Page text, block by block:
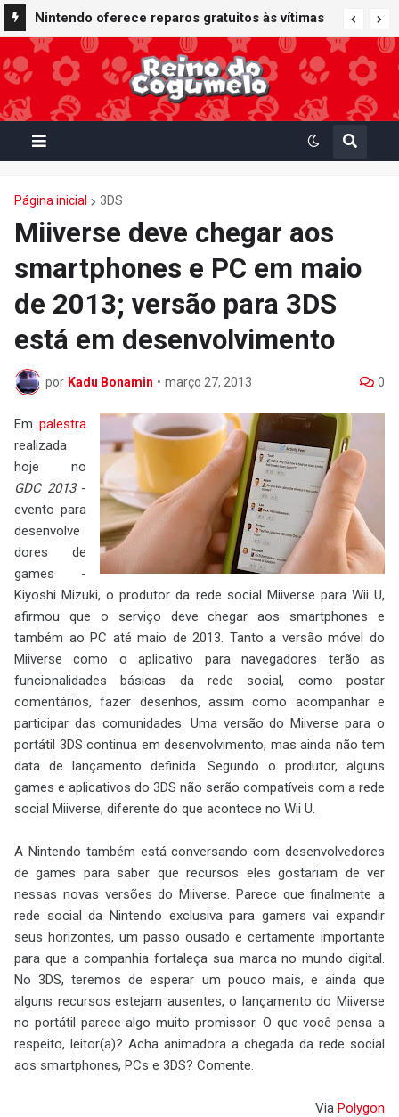
Nintendo oferece reparos gratuitos às vítimas
do terremoto de Kumamoto e doa 50 milhões
de ienes à Cruz Vermelha
Nintendo Music recebe trilhas sonoras de
Virtual Boy Wario Land, Mario Clash e Mario's
Tennis em adição histórica ao catálogo
Página inicial 3DS
Miiverse deve chegar aos
smartphones e PC em maio
de 2013; versão para 3DS
está em desenvolvimento
por Kadu Bonamin • março 27, 2013 0
Em palestra
realizada
hoje no
GDC 2013-
evento para
desenvolve
dores de
games -
Kiyoshi Mizuki, o produtor da rede social Miiverse para Wii U,
afirmou que o serviço deve chegar aos smartphones e
também ao PC até maio de 2013. Tanto a versão móvel do
Miiverse como o aplicativo para navegadores terão as
funcionalidades básicas da rede social, como postar
comentários, fazer desenhos, assim como acompanhar e
participar das comunidades. Uma versão do Miiverse para o
portátil 3DS continua em desenvolvimento, mas ainda não tem
data de lançamento definida. Segundo o produtor, alguns
games e aplicativos do 3DS não serão compatíveis com a rede
social Miiverse, diferente do que acontece no Wii U.
A Nintendo também está conversando com desenvolvedores
de games para saber que recursos eles gostariam de ver
nessas novas versões do Miiverse. Parece que finalmente a
rede social da Nintendo exclusiva para gamers vai expandir
seus horizontes, um passo ousado e certamente importante
para que a companhia fortaleça sua marca no mundo digital.
No 3DS, teremos de esperar um pouco mais, e ainda que
alguns recursos estejam ausentes, o lançamento do Miiverse
no portátil parece algo muito promissor. O que você pensa a
respeito, leitor(a)? Acha animadora a chegada da rede social
aos smartphones, PCs e 3DS? Comente.
Via Polygon